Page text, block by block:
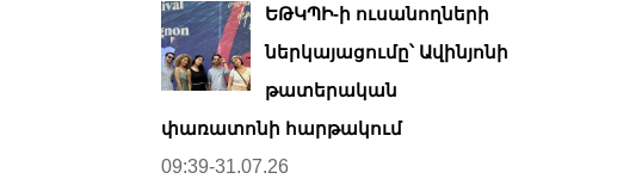
ԵԹԿՊԻ-ի ուսանողների
ներկայացումը՝ Ավինյոնի
թատերական
փառատոնի հարթակում
09:39-31.07.26